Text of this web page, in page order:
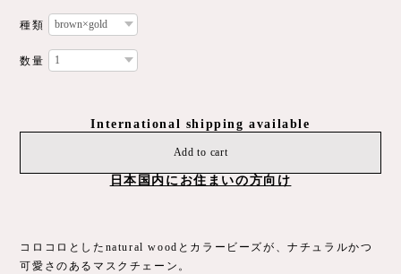
種類
数量
International shipping available
Add to cart
日本国内にお住まいの方向け
コロコロとしたnatural woodとカラービーズが、ナチュラルかつ
可愛さのあるマスクチェーン。